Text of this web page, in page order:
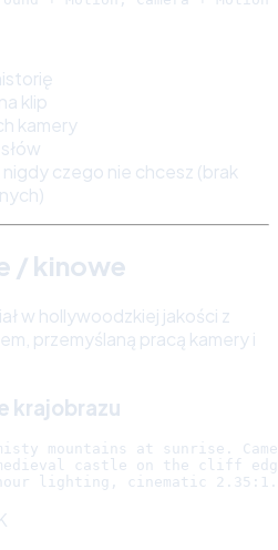
klip
kamery
czego nie chcesz (brak
/ kinowe
w hollywoodzkiej jakości z
przemyślaną pracą kamery i
krajobrazu
mountains at sunrise.
castle on the cliff